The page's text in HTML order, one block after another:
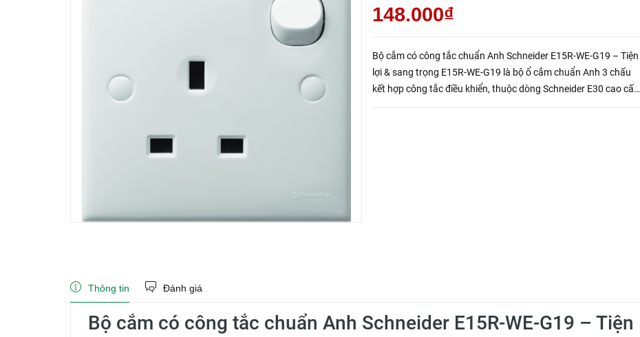
148.000₫
Bộ cắm có công tắc chuẩn Anh Schneider E15R-WE-G19 – Tiện
lợi & sang trọng E15R-WE-G19 là bộ ổ cắm chuẩn Anh 3 chấu
kết hợp công tắc điều khiển, thuộc dòng Schneider E30 cao cấp.
Thông tin Đánh giá
Bộ cắm có công tắc chuẩn Anh Schneider E15R-WE-G19 – Tiện